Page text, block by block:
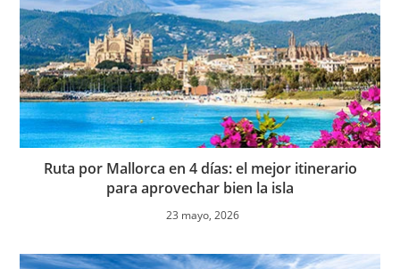
Ruta por Mallorca en 4 días: el mejor itinerario
para aprovechar bien la isla
23 mayo, 2026